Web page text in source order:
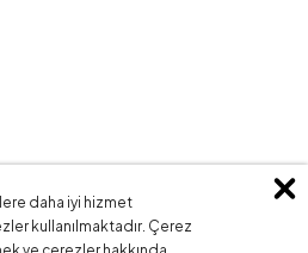
daha iyi hizmet
kullanılmaktadır. Çerez